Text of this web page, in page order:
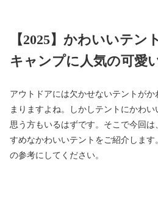
【2025】かわいいテン
キャンプに人気の可愛
アウトドアには欠かせないテントが
まりますよね。しかしテントにかわ
思う方もいるはずです。そこで今回
すめなかわいいテントをご紹介しま
の参考にしてください。